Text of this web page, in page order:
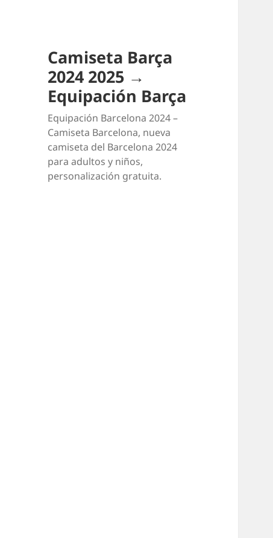
Camiseta Barça
2024 2025 →
Equipación Barça
Equipación Barcelona 2024 –
Camiseta Barcelona, nueva
camiseta del Barcelona 2024
para adultos y niños,
personalización gratuita.